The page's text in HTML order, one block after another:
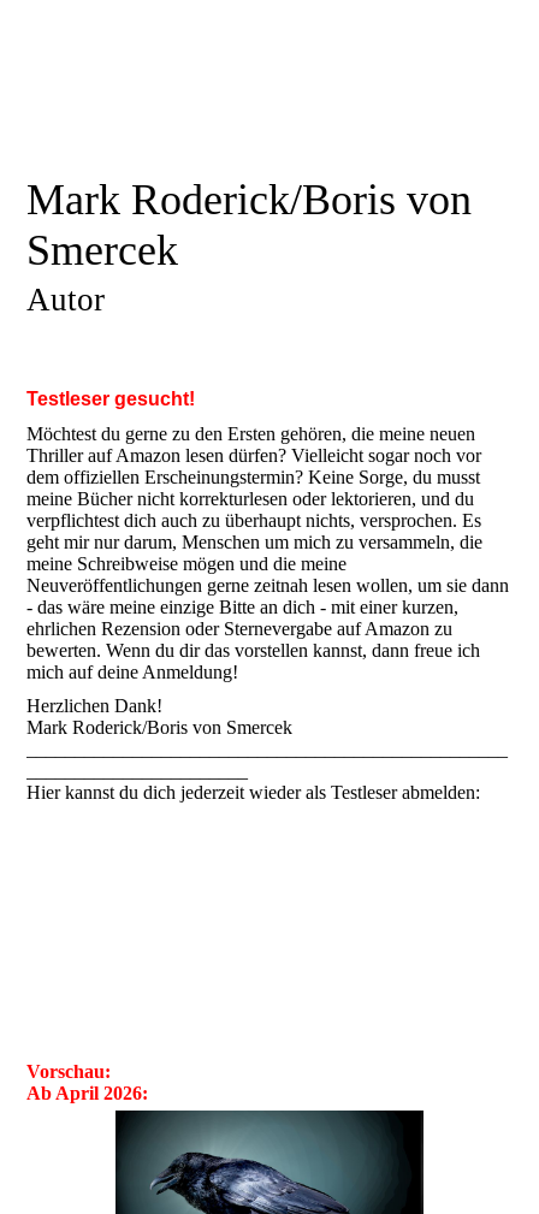
Mark Roderick/Boris von
Smercek
Autor
Testleser gesucht!
Möchtest du gerne zu den Ersten gehören, die meine neuen
Thriller auf Amazon lesen dürfen? Vielleicht sogar noch vor
dem offiziellen Erscheinungstermin? Keine Sorge, du musst
meine Bücher nicht korrekturlesen oder lektorieren, und du
verpflichtest dich auch zu überhaupt nichts, versprochen. Es
geht mir nur darum, Menschen um mich zu versammeln, die
meine Schreibweise mögen und die meine
Neuveröffentlichungen gerne zeitnah lesen wollen, um sie dann
- das wäre meine einzige Bitte an dich - mit einer kurzen,
ehrlichen Rezension oder Sternevergabe auf Amazon zu
bewerten. Wenn du dir das vorstellen kannst, dann freue ich
mich auf deine Anmeldung!
Herzlichen Dank!
Mark Roderick/Boris von Smercek
Hier kannst du dich jederzeit wieder als Testleser abmelden:
Vorschau:
Ab April 2026: